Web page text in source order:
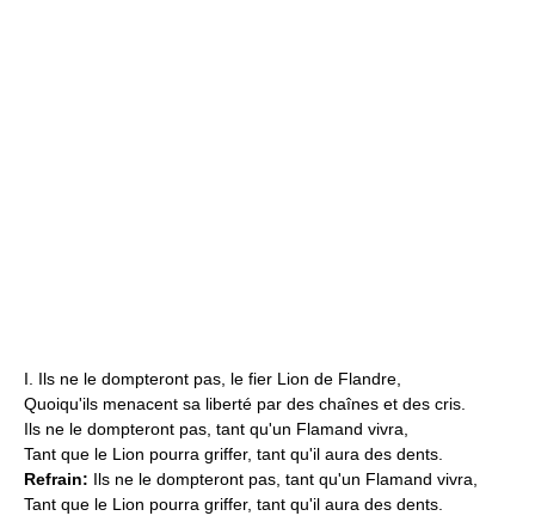
I. Ils ne le dompteront pas, le fier Lion de Flandre,
Quoiqu'ils menacent sa liberté par des chaînes et des cris.
Ils ne le dompteront pas, tant qu'un Flamand vivra,
Tant que le Lion pourra griffer, tant qu'il aura des dents.
Refrain: Ils ne le dompteront pas, tant qu'un Flamand vivra,
Tant que le Lion pourra griffer, tant qu'il aura des dents.